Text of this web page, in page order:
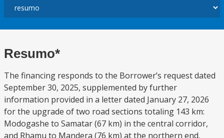
Resumo*
The financing responds to the Borrower’s request dated
September 30, 2025, supplemented by further
information provided in a letter dated January 27, 2026
for the upgrade of two road sections totaling 143 km:
Modogashe to Samatar (67 km) in the central corridor,
and Rhamu to Mandera (76 km) at the northern end.